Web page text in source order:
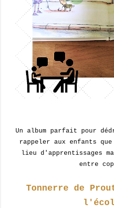
Un album parfait pour
rappeler aux enfants
lieu d'apprentissages
entre
Tonnerre de